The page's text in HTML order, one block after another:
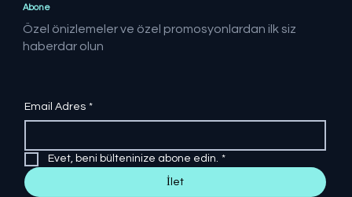
Abone
Özel önizlemeler ve özel promosyonlardan ilk siz
haberdar olun
Email Adres *
Evet, beni bülteninize abone edin. *
İlet